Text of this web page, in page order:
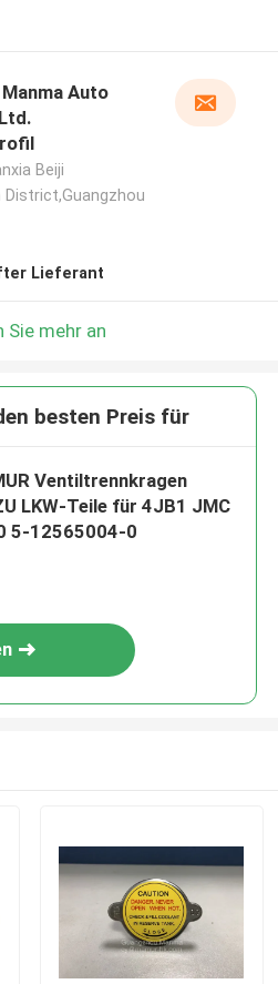
Auto
Beiji
District,Guangzhou
Lieferant
Sie mehr an
besten Preis für
Ventiltrennkragen
LKW-Teile für 4JB1 JMC
5-12565004-0